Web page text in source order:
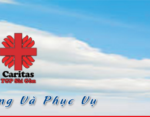
Và Phục Vụ